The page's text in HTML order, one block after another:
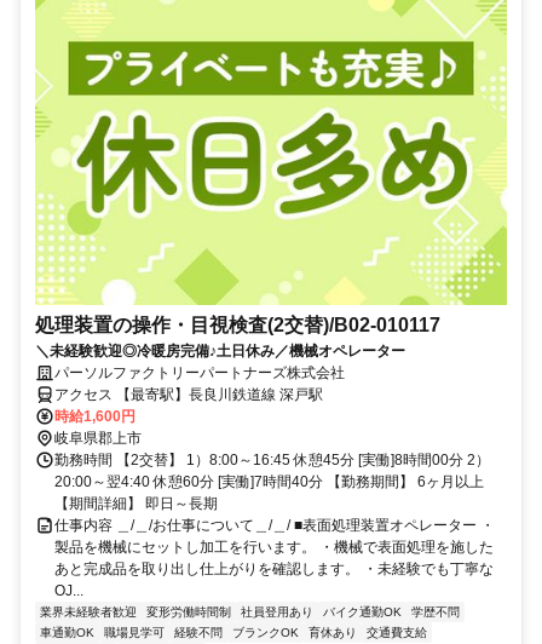
処理装置の操作・目視検査(2交替)/B02-010117
＼未経験歓迎◎冷暖房完備♪土日休み／機械オペレーター
パーソルファクトリーパートナーズ株式会社
アクセス 【最寄駅】長良川鉄道線 深戸駅
時給1,600円
岐阜県郡上市
勤務時間 【2交替】 1）8:00～16:45 休憩45分 [実働]8時間00分 2）
20:00～翌4:40 休憩60分 [実働]7時間40分 【勤務期間】 6ヶ月以上
【期間詳細】 即日～長期
仕事内容 ＿/＿/お仕事について＿/＿/ ■表面処理装置オペレーター ・
製品を機械にセットし加工を行います。 ・機械で表面処理を施した
あと完成品を取り出し仕上がりを確認します。 ・未経験でも丁寧な
OJ...
業界未経験者歓迎 変形労働時間制 社員登用あり バイク通勤OK
学歴不問
車通勤OK
職場見学可 経験不問 ブランクOK 育休あり
交通費支給